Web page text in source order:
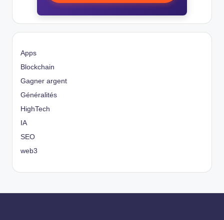
Apps
Blockchain
Gagner argent
Généralités
HighTech
IA
SEO
web3